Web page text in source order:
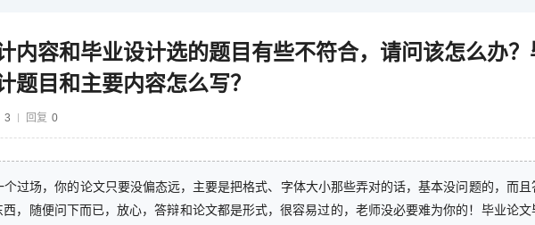
内容和毕业设计选的题目有些不符合，请问该怎么办？
题目和主要内容怎么写？
3 回复 0
过场，你的论文只要没偏态远，主要是把格式、字体大小那些弄对的话，基本没问题的，而且
，随便问下而已，放心，答辩和论文都是形式，很容易过的，老师没必要难为你的！毕业论文